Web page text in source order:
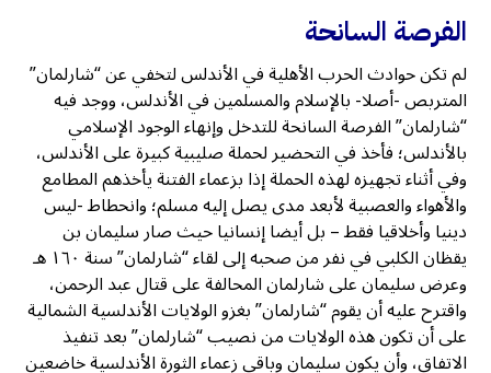
الفرصة السانحة
لم تكن حوادث الحرب الأهلية في الأندلس لتخفي عن “شارلمان”
المتربص -أصلا- بالإسلام والمسلمين في الأندلس، ووجد فيه
“شارلمان” الفرصة السانحة للتدخل وإنهاء الوجود الإسلامي
بالأندلس؛ فأخذ في التحضير لحملة صليبية كبيرة على الأندلس،
وفي أثناء تجهيزه لهذه الحملة إذا بزعماء الفتنة يأخذهم المطامع
والأهواء والعصبية لأبعد مدى يصل إليه مسلم؛ وانحطاط -ليس
دينيا وأخلاقيا فقط – بل أيضا إنسانيا حيث صار سليمان بن
يقظان الكلبي في نفر من صحبه إلى لقاء “شارلمان” سنة ١٦٠ هـ
وعرض سليمان على شارلمان المحالفة على قتال عبد الرحمن،
واقترح عليه أن يقوم “شارلمان” بغزو الولايات الأندلسية الشمالية
على أن تكون هذه الولايات من نصيب “شارلمان” بعد تنفيذ
الاتفاق، وأن يكون سليمان وباقي زعماء الثورة الأندلسية خاضعين